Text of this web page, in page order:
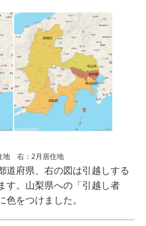
地 右：2月居住地
道府県、右の図は引越しする
す。山梨県への「引越し者
をつけました。